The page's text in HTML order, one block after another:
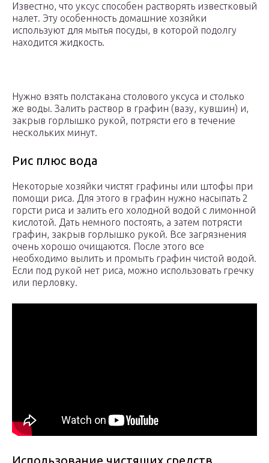
Известно, что уксус способен растворять известковый
налет. Эту особенность домашние хозяйки
используют для мытья посуды, в которой подолгу
находится жидкость.
Нужно взять полстакана столового уксуса и столько
же воды. Залить раствор в графин (вазу, кувшин) и,
закрыв горлышко рукой, потрясти его в течение
нескольких минут.
Рис плюс вода
Некоторые хозяйки чистят графины или штофы при
помощи риса. Для этого в графин нужно насыпать 2
горсти риса и залить его холодной водой с лимонной
кислотой. Дать немного постоять, а затем потрясти
графин, закрыв горлышко рукой. Все загрязнения
очень хорошо очищаются. После этого все
необходимо вылить и промыть графин чистой водой.
Если под рукой нет риса, можно использовать гречку
или перловку.